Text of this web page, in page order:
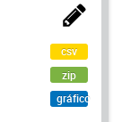
csv
zip
gráfico